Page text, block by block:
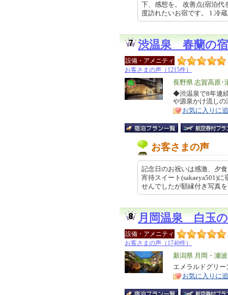
下、感想を。 改善点(宿泊代
度訪れたいお宿です。 1.冷
渋温泉 春蘭の
設備・アメニティ
お客さまの声（1215件）
エ
リ
ア
長野県 志賀高原･
特
徴
◆渋温泉で8年連
や源泉かけ流し
お気に入りに
お客さまの声
記念日のお祝いは感激、夕
宵待スイート(sakaeya501)
せんでしたが額縁付き写真
月岡温泉 白玉
設備・アメニティ
お客さまの声（1740件）
エ
リ
ア
新潟県 月岡・瀬
特
徴
エメラルドグリ
お気に入りに